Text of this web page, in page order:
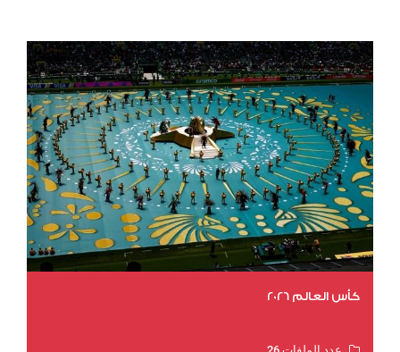
كأس العالم 2026